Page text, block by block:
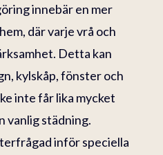
innebär en mer
där varje vrå och
Detta kan
kylskåp, fönster och
inte får lika mycket
vanlig städning.
inför speciella